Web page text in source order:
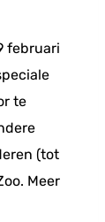
februari
te
(tot
Meer